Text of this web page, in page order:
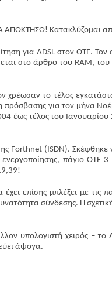
ΑΠΟΚΤΗΣΩ! Κατακλύζομαι
για ADSL στον ΟΤΕ.
στο άρθρο του RAM,
χρέωσαν το τέλος
πρόσβασης για τον μήνα
έως τέλος του
Forthnet (ISDN).
ενεργοποίησης, πάγιο
επίσης μπλέξει με τις
σύνδεσης. Η
υπολογιστή χειρός – το
άψογα.